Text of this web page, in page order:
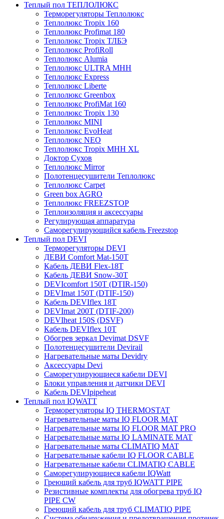
Теплый пол ТЕПЛОЛЮКС
Терморегуляторы Теплолюкс
Теплолюкс Tropix 160
Теплолюкс Profimat 180
Теплолюкс Tropix ТЛБЭ
Теплолюкс ProfiRoll
Теплолюкс Alumia
Теплолюкс ULTRA МНН
Теплолюкс Express
Теплолюкс Liberte
Теплолюкс Greenbox
Теплолюкс ProfiMat 160
Теплолюкс Tropix 130
Теплолюкс MINI
Теплолюкс EvoHeat
Теплолюкс NEO
Теплолюкс Tropix МНН XL
Доктор Сухов
Теплолюкс Mirror
Полотенцесушители Теплолюкс
Теплолюкс Carpet
Green box AGRO
Теплолюкс FREEZSTOP
Теплоизоляция и аксессуары
Регулирующая аппаратура
Cаморегулирующийся кабель Freezstop
Теплый пол DEVI
Терморегуляторы DEVI
ДЕВИ Comfort Mat-150T
Кабель ДЕВИ Flex-18T
Кабель ДЕВИ Snow-30T
DEVIcomfort 150T (DTIR-150)
DEVImat 150T (DTIF-150)
Кабель DEVIflex 18T
DEVImat 200T (DTIF-200)
DEVIheat 150S (DSVF)
Кабель DEVIflex 10T
Обогрев зеркал Devimat DSVF
Полотенцесушители Devirail
Нагревательные маты Devidry
Аксессуары Devi
Саморегулирующиеся кабели DEVI
Блоки управления и датчики DEVI
Кабель DEVIpipeheat
Теплый пол IQWATT
Терморегуляторы IQ THERMOSTAT
Нагревательные маты IQ FLOOR MAT
Нагревательные маты IQ FLOOR MAT PRO
Нагревательные маты IQ LAMINATE MAT
Нагревательные маты CLIMATIQ MAT
Нагревательные кабели IQ FLOOR CABLE
Нагревательные кабели CLIMATIQ CABLE
Саморегулирующиеся кабели IQWatt
Греющий кабель для труб IQWATT PIPE
Резистивные комплекты для обогрева труб IQ
PIPE CW
Греющий кабель для труб CLIMATIQ PIPE